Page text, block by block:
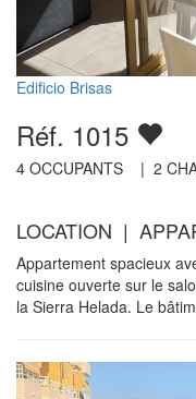
Edificio Brisas
Réf. 1015
4 OCCUPANTS | 2
LOCATION |
Appartement spacieux
cuisine ouverte sur le
la Sierra Helada. Le